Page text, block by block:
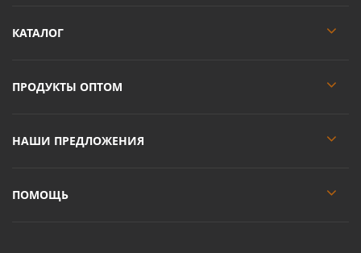
КАТАЛОГ
ПРОДУКТЫ ОПТОМ
НАШИ ПРЕДЛОЖЕНИЯ
ПОМОЩЬ